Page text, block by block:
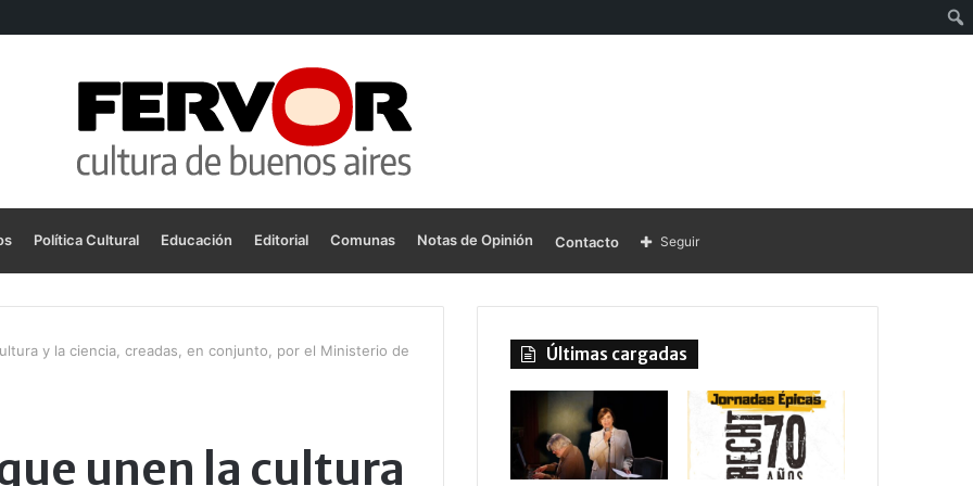
Política Cultural Educación Editorial Comunas Notas de Opinión Contacto Seguir
y la ciencia, creadas, en conjunto, por el Ministerio de
unen la cultura
Últimas cargadas